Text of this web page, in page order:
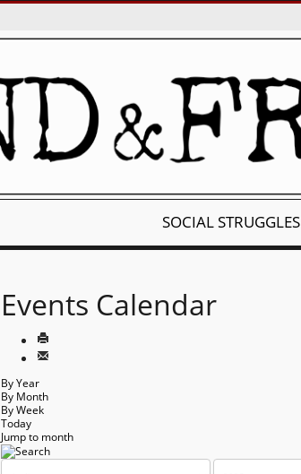
SOCIAL STRUGGLES
Events Calendar
By Year
By Month
By Week
Today
Jump to month